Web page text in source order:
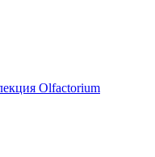
Olfactorium